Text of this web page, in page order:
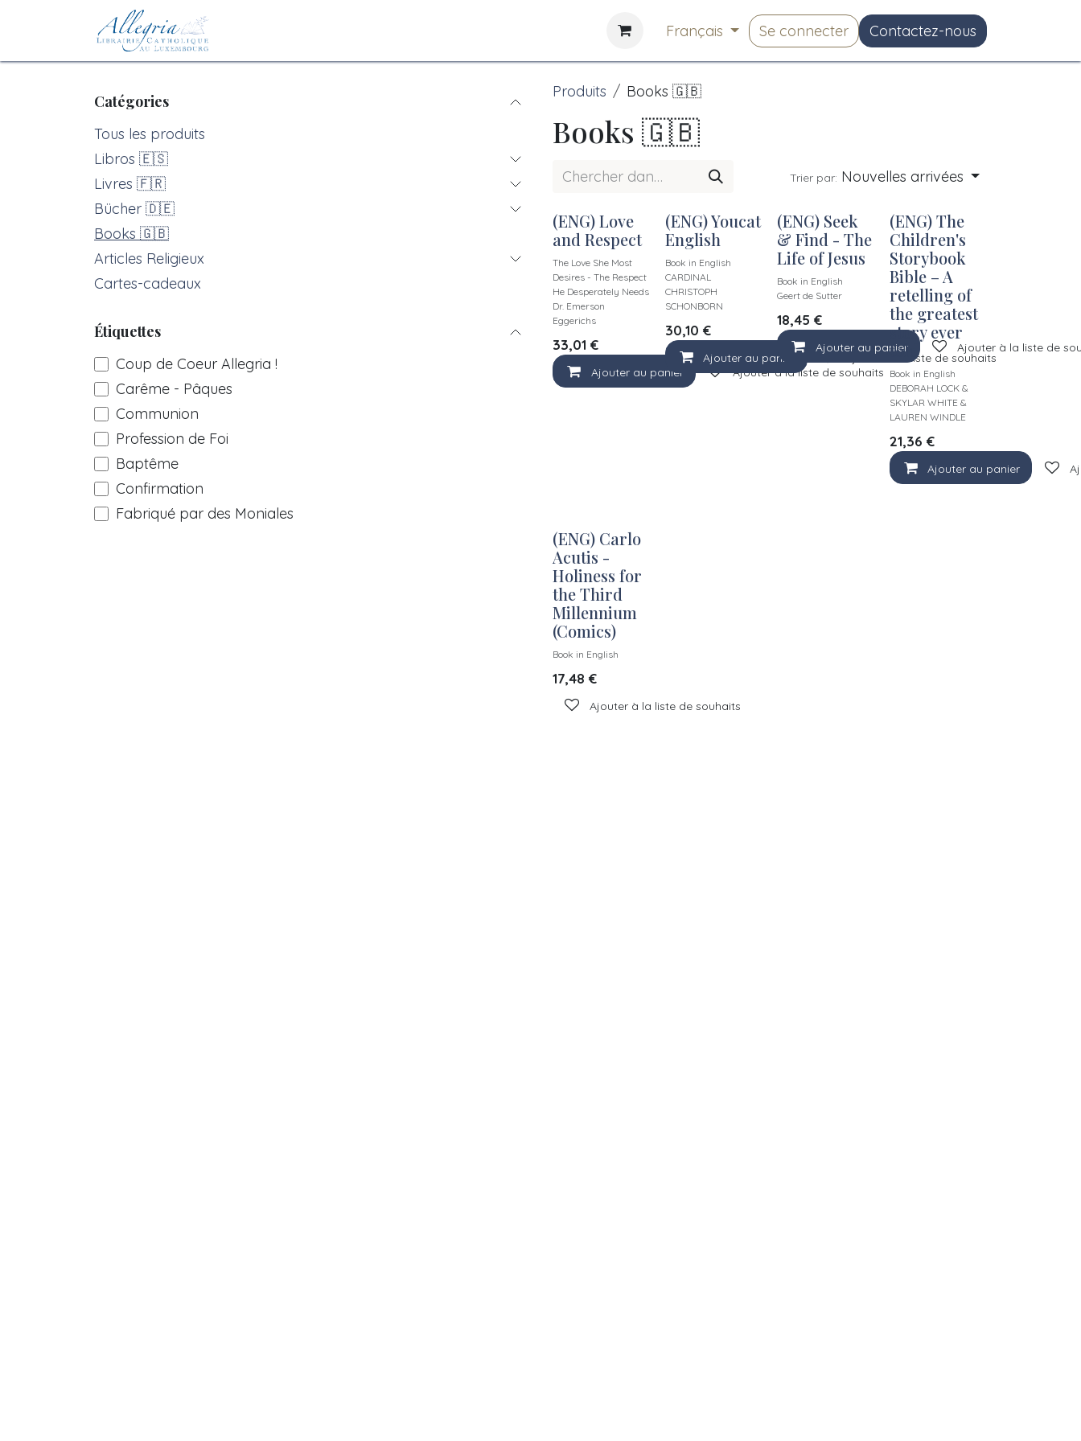
Se rendre au contenu
Français Se connecter Contactez-nous
Catégories
Tous les produits
Libros 🇪🇸
Livres 🇫🇷
Bücher 🇩🇪
Books 🇬🇧
Articles Religieux
Cartes-cadeaux
Étiquettes
Coup de Coeur Allegria !
Carême - Pâques
Communion
Profession de Foi
Baptême
Confirmation
Fabriqué par des Moniales
Produits Books 🇬🇧
Books 🇬🇧
Trier par: Nouvelles arrivées
Nouveau !
(ENG) Love
and Respect
The Love She Most
Desires - The Respect
He Desperately Needs
Dr. Emerson
Eggerichs
33,01 €
Ajouter au panier Ajouter à la liste de souhaits
(ENG) Youcat
English
Book in English
CARDINAL
CHRISTOPH
SCHONBORN
30,10 €
Ajouter au panier Ajouter à la liste de souhaits
(ENG) Seek
& Find - The
Life of Jesus
Book in English
Geert de Sutter
18,45 €
Ajouter au panier Ajouter à la liste de
(ENG) The
Children's
Storybook
Bible – A
retelling of
the greatest
story ever
told
Book in English
DEBORAH LOCK &
SKYLAR WHITE &
LAUREN WINDLE
21,36 €
Ajouter au panier
(ENG) Carlo
Acutis -
Holiness for
the Third
Millennium
(Comics)
Book in English
17,48 €
Ajouter à la liste de souhaits